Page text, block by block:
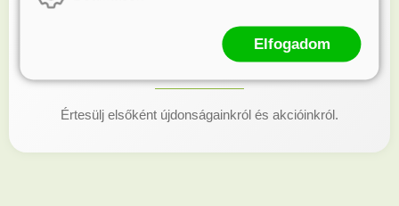
Kövess minket!
Értesülj elsőként újdonságainkról és akcióinkról.
Elfogadom